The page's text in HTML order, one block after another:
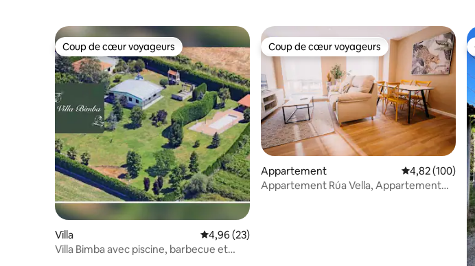
Coup de cœur voyageurs
Coup de cœur voyageurs
Villa Évaluation moyenne sur la base de 23 commentaires :
4,96 (23)
Villa Bimba avec piscine, barbecue et
Coup de cœur voyageurs
Coup de cœur voyageurs
Appartement Évaluation
4,82 (100)
Appartement Rúa Vella, Appartement